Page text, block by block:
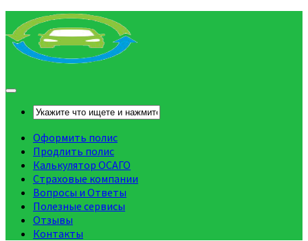
Оформить полис
Продлить полис
Калькулятор ОСАГО
Страховые компании
Вопросы и Ответы
Полезные сервисы
Отзывы
Контакты